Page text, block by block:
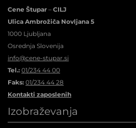
Cene Štupar – CILJ
Ulica Ambrožiča Novljana 5
1000 Ljubljana
Osrednja Slovenija
info@cene-stupar.si
Tel.: 01/234 44 00
Faks: 01/234 44 28
Kontakti zaposlenih
Izobraževanja